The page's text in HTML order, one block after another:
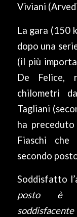
Viviani
La gara (150
dopo una
(il più
De Felice,
chilometri
Tagliani
ha
Fiaschi
secondo
Soddisfatto
posto è
soddisfacente